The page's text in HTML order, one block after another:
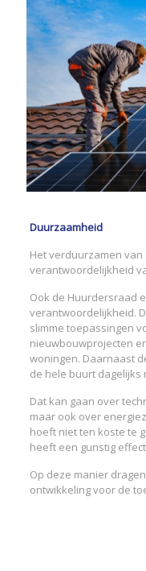
Duurzaamheid
Het verduurzamen
verantwoordelijkheid
Ook de Huurdersraad
verantwoordelijkheid.
slimme toepassingen
nieuwbouwprojecten
woningen. Daarnaast
de hele buurt dagelijks
Dat kan gaan over
maar ook over
hoeft niet ten koste te
heeft een gunstig
Op deze manier
ontwikkeling voor de